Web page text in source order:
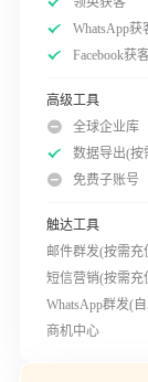
WhatsApp获
Facebook获
高级工具
全球企业库
数据导出(按
免费子账号
触达工具
邮件群发(按需充
短信营销(按需充
WhatsApp群发(
商机中心